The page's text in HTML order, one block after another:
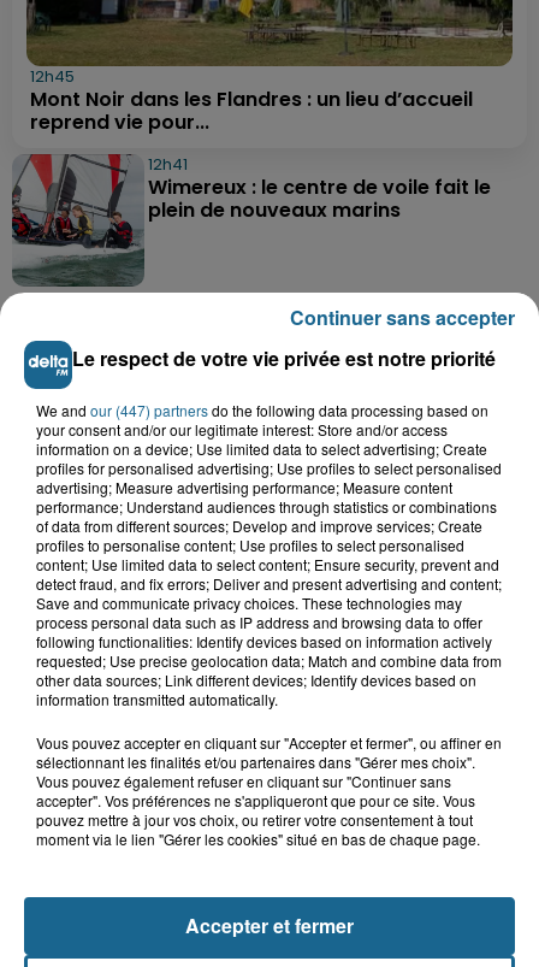
12h45
Mont Noir dans les Flandres : un lieu d’accueil
reprend vie pour...
12h41
Wimereux : le centre de voile fait le
plein de nouveaux marins
Valérie, 46 ans, portée disparue
depuis mardi à Dunkerque, sa...
10h57
Foot : on ne veut pas parler de
maintien à Dunkerque
10h54
Pourquoi Decathlon Grande-Synthe
arrête la vente de poissons vivants ?
Le respect de votre vie privée est notre priorité
We and our (447) partnersdo the following data processing based on
your consent and/or our legitimate interest: Store and/or access
information on a device; Use limited data to select advertising; Create
profiles for personalised advertising; Use profiles to select personalised
advertising; Measure advertising performance; Measure content
performance; Understand audiences through statistics or combinations
of data from different sources; Develop and improve services; Create
profiles to personalise content; Use profiles to select personalised
content; Use limited data to select content; Ensure security, prevent and
detect fraud, and fix errors; Deliver and present advertising and content;
Save and communicate privacy choices. These technologies may
process personal data such as IP address and browsing data to offer
following functionalities: Identify devices based on information actively
requested; Use precise geolocation data; Match and combine data from
other data sources; Link different devices; Identify devices based on
information transmitted automatically.
Vous pouvez accepter en cliquant sur "Accepter et fermer", ou affiner en
sélectionnant les finalités et/ou partenaires dans "Gérer mes choix".
Vous pouvez également refuser en cliquant sur "Continuer sans
accepter". Vos préférences ne s'appliqueront que pour ce site. Vous
pouvez mettre à jour vos choix, ou retirer votre consentement à tout
moment via le lien "Gérer les cookies" situé en bas de chaque page.
Accepter et fermer
Continuer sans accepter